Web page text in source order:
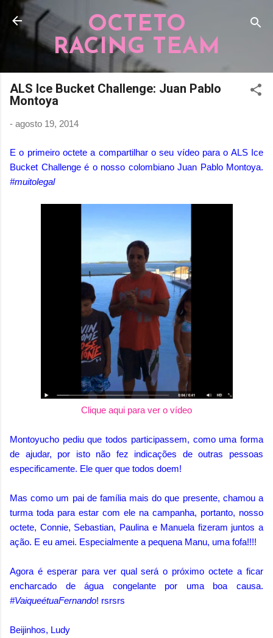
Pular para o conteúdo principal
OCTETO
RACING TEAM
ALS Ice Bucket Challenge: Juan Pablo
Montoya
- agosto 19, 2014
E o primeiro octete a compartilhar o seu vídeo para o ALS Ice
Bucket Challenge é o nosso colombiano Juan Pablo Montoya.
#muitolegal
Clique aqui para ver o vídeo
Montoyucho pediu que todos participassem, como uma forma
de ajudar, por isto não fez indicações de outras pessoas
especificamente. Ele quer que todos doem!
Mas como um pai de família mais do que presente, chamou a
turma toda para estar com ele na campanha, portanto, nosso
octete, Connie, Sebastian, Paulina e Manuela fizeram juntos a
ação. E eu amei. Especialmente a pequena Manu, uma fofa!!!!
Agora é esperar para ver qual será o próximo octete a ficar
encharcado de água congelante por uma boa causa.
#VaiqueétuaFernando! rsrsrs
Beijinhos, Ludy